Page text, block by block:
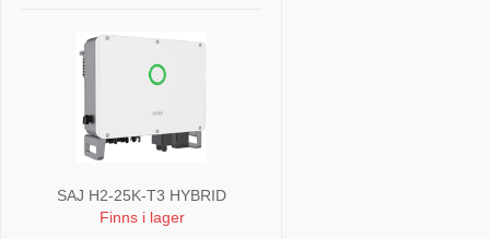
SAJ H2-25K-T3 HYBRID
Finns i lager